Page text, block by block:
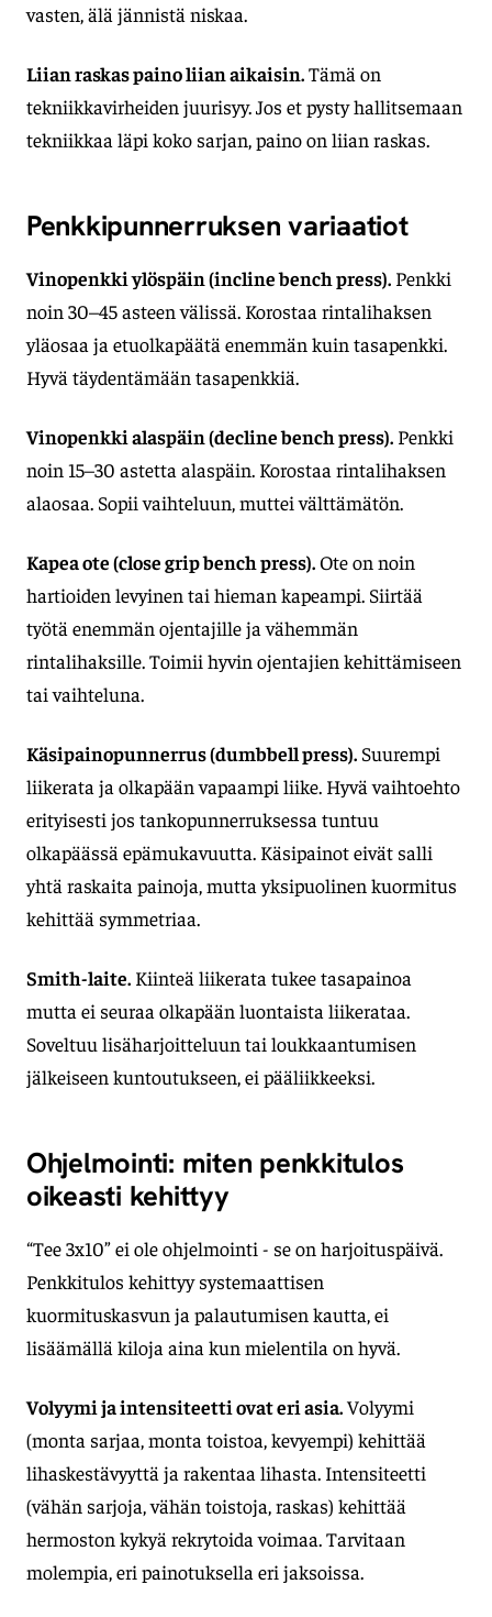
vasten, älä jännistä niskaa.
Liian raskas paino liian aikaisin.Tämä on
tekniikkavirheiden juurisyy. Jos et pysty hallitsemaan
tekniikkaa läpi koko sarjan, paino on liian raskas.
Penkkipunnerruksen variaatiot
Vinopenkki ylöspäin (incline bench press). Penkki
noin 30–45 asteen välissä. Korostaa rintalihaksen
yläosaa ja etuolkapäätä enemmän kuin tasapenkki.
Hyvä täydentämään tasapenkkiä.
Vinopenkki alaspäin (decline bench press). Penkki
noin 15–30 astetta alaspäin. Korostaa rintalihaksen
alaosaa. Sopii vaihteluun, muttei välttämätön.
Kapea ote (close grip bench press).Ote on noin
hartioiden levyinen tai hieman kapeampi. Siirtää
työtä enemmän ojentajille ja vähemmän
rintalihaksille. Toimii hyvin ojentajien kehittämiseen
tai vaihteluna.
Käsipainopunnerrus (dumbbell press). Suurempi
liikerata ja olkapään vapaampi liike. Hyvä vaihtoehto
erityisesti jos tankopunnerruksessa tuntuu
olkapäässä epämukavuutta. Käsipainot eivät salli
yhtä raskaita painoja, mutta yksipuolinen kuormitus
kehittää symmetriaa.
Smith-laite. Kiinteä liikerata tukee tasapainoa
mutta ei seuraa olkapään luontaista liikerataa.
Soveltuu lisäharjoitteluun tai loukkaantumisen
jälkeiseen kuntoutukseen, ei pääliikkeeksi.
Ohjelmointi: miten penkkitulos
oikeasti kehittyy
“Tee 3x10” ei ole ohjelmointi - se on harjoituspäivä.
Penkkitulos kehittyy systemaattisen
kuormituskasvun ja palautumisen kautta, ei
lisäämällä kiloja aina kun mielentila on hyvä.
Volyymi ja intensiteetti ovat eri asia.Volyymi
(monta sarjaa, monta toistoa, kevyempi) kehittää
lihaskestävyyttä ja rakentaa lihasta. Intensiteetti
(vähän sarjoja, vähän toistoja, raskas) kehittää
hermoston kykyä rekrytoida voimaa. Tarvitaan
molempia, eri painotuksella eri jaksoissa.